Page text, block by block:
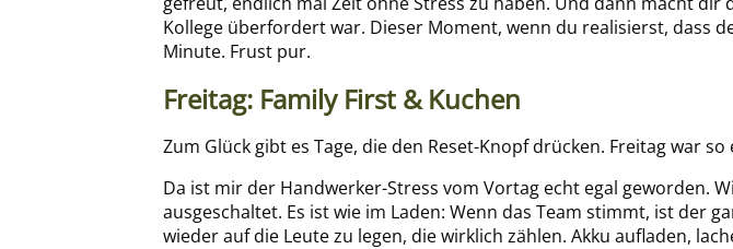
Kollege überfordert war. Dieser Moment, wenn du realisierst, dass
Minute. Frust pur.
Freitag: Family First & Kuchen
Zum Glück gibt es Tage, die den Reset-Knopf drücken. Freitag war
Da ist mir der Handwerker-Stress vom Vortag echt egal geworden.
ausgeschaltet. Es ist wie im Laden: Wenn das Team stimmt, ist der
wieder auf die Leute zu legen, die wirklich zählen. Akku aufladen,